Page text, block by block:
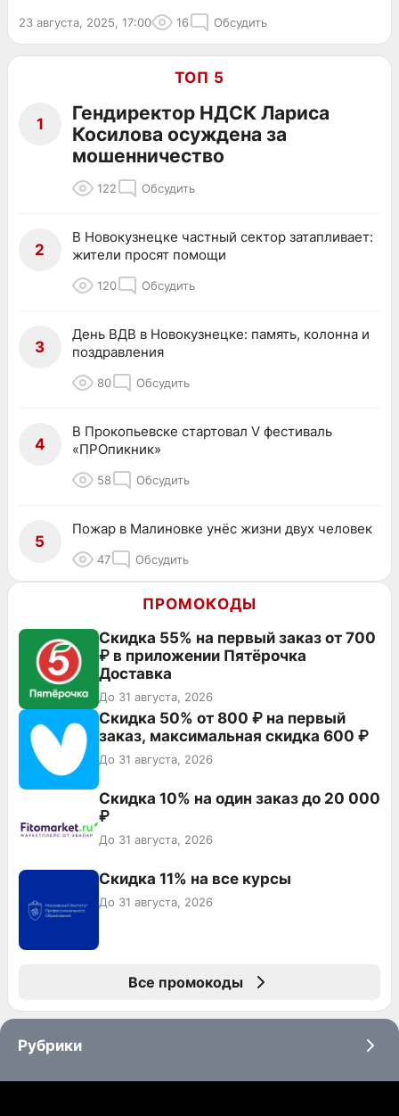
23 августа, 2025, 17:00 16 Обсудить
ТОП 5
1
Гендиректор НДСК Лариса
Косилова осуждена за
мошенничество
122 Обсудить
2
В Новокузнецке частный сектор затапливает:
жители просят помощи
120 Обсудить
3
День ВДВ в Новокузнецке: память, колонна и
поздравления
80 Обсудить
4
В Прокопьевске стартовал V фестиваль
«ПРОпикник»
58 Обсудить
5
Пожар в Малиновке унёс жизни двух человек
47 Обсудить
ПРОМОКОДЫ
Скидка 55% на первый заказ от 700
₽ в приложении Пятёрочка
Доставка
До 31 августа, 2026
Скидка 50% от 800 ₽ на первый
заказ, максимальная скидка 600 ₽
До 31 августа, 2026
Скидка 10% на один заказ до 20 000
₽
До 31 августа, 2026
Скидка 11% на все курсы
До 31 августа, 2026
Все промокоды
Рубрики